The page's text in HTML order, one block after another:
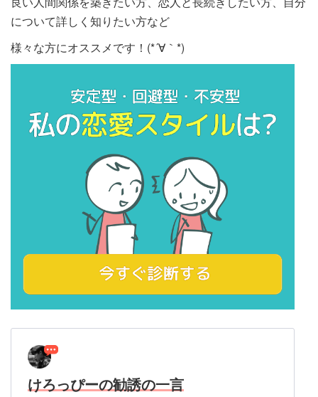
について詳しく知りたい方など
様々な方にオススメです！(*´∀｀*)
けろっぴーの勧誘の一言